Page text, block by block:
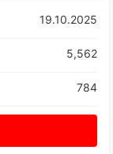
19.10.2025
5,562
784